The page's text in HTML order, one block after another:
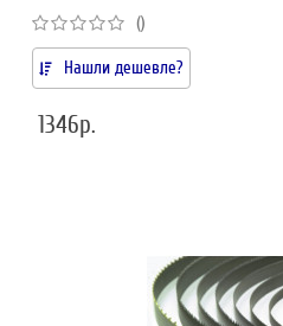
()
Нашли дешевле?
1346р.